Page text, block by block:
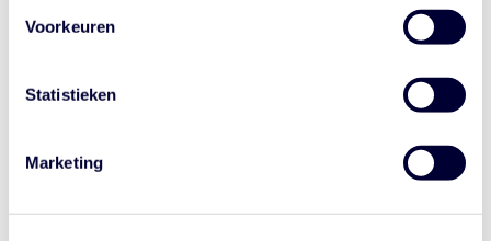
Voorkeuren
Statistieken
Marketing